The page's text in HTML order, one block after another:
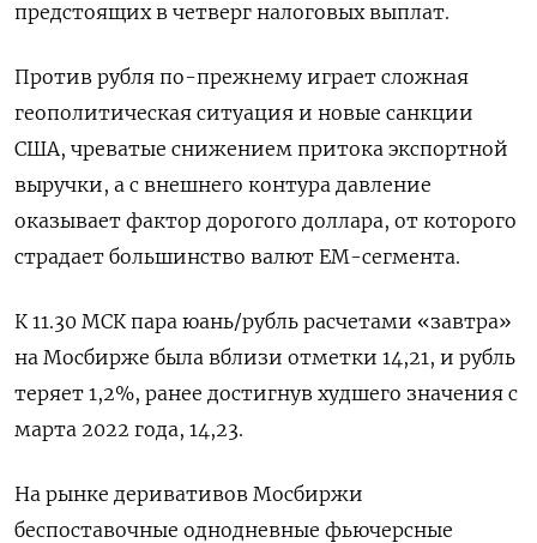
предстоящих в четверг налоговых выплат.
Против рубля по-прежнему играет сложная
геополитическая ситуация и новые санкции
США, чреватые снижением притока экспортной
выручки, а с внешнего контура давление
оказывает фактор дорогого доллара, от которого
страдает большинство валют ЕМ-сегмента.
К 11.30 МСК пара юань/рубль расчетами «завтра»
на Мосбирже была вблизи отметки 14,21, и рубль
теряет 1,2%, ранее достигнув худшего значения с
марта 2022 года, 14,23.
На рынке деривативов Мосбиржи
беспоставочные однодневные фьючерсные